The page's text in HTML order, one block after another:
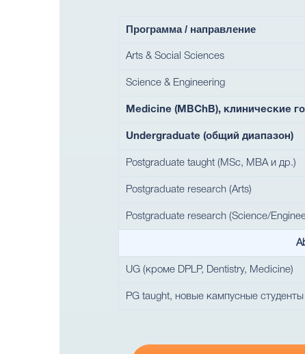
Программа / направление
Arts & Social Sciences
Science & Engineering
Medicine (MBChB), клинические
Undergraduate (общий диапазон)
Postgraduate taught (MSc, MBA и др.)
Postgraduate research (Arts)
Postgraduate research (Science/
UG (кроме DPLP, Dentistry, Medicine)
PG taught, новые кампусные студенты